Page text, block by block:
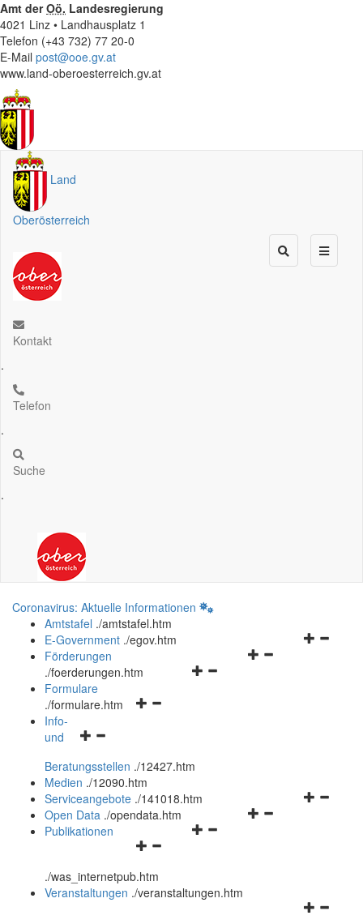
Amt derOö. Landesregierung
4021 Linz • Landhausplatz 1
Telefon (+43 732) 77 20-0
E-Mail post@ooe.gv.at
www.land-oberoesterreich.gv.at
Land
Oberösterreich
Kontakt
.
Telefon
.
Suche
.
Coronavirus: Aktuelle Informationen
Amtstafel ./amtstafel.htm
Navigationsmenü
E-Government ./egov.htm
Navigationsmenü
Förderungen
./foerderungen.htm
Navigationsmenü
Formulare
./formulare.htm
Navigationsmenü
und
schließen
Info-
und
Beratungsstellen ./12427.htm
Medien ./12090.htm
Navigationsmenü
Serviceangebote ./141018.htm
Navigationsmenü
Open Data ./opendata.htm
Navigationsmenü
und
schließen
Publikationen
./was_internetpub.htm
Veranstaltungen ./veranstaltungen.htm